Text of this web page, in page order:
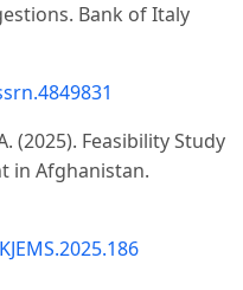
Bank of Italy
(2025). Feasibility Study
in Afghanistan.